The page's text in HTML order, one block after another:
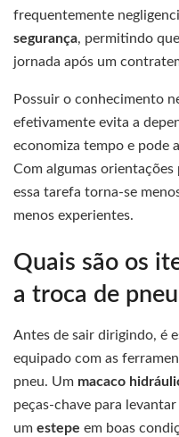
frequentemente
segurança, permitindo
jornada após um
Possuir o conhecimento
efetivamente evita a
economiza tempo e pode
Com algumas
essa tarefa torna-se
menos experientes.
Quais são os
a troca de
Antes de sair dirigindo, é
equipado com as
pneu. Um macaco
peças-chave para
um estepe em boas